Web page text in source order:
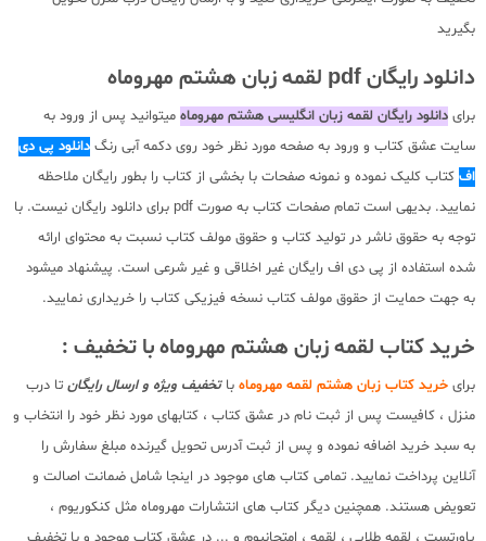
بگیرید
دانلود رایگان pdf لقمه زبان هشتم مهروماه
برای دانلود رایگان لقمه زبان انگلیسی هشتم مهروماه میتوانید پس از ورود به
سایت عشق کتاب و ورود به صفحه مورد نظر خود روی دکمه آبی رنگ دانلود پی دی
اف کتاب کلیک نموده و نمونه صفحات با بخشی از کتاب را بطور رایگان ملاحظه
نمایید. بدیهی است تمام صفحات کتاب به صورت pdf برای دانلود رایگان نیست. با
توجه به حقوق ناشر در تولید کتاب و حقوق مولف کتاب نسبت به محتوای ارائه
شده استفاده از پی دی اف رایگان غیر اخلاقی و غیر شرعی است. پیشنهاد میشود
به جهت حمایت از حقوق مولف کتاب نسخه فیزیکی کتاب را خریداری نمایید.
خرید کتاب لقمه زبان هشتم مهروماه با تخفیف :
برای خرید کتاب زبان هشتم لقمه مهروماه باتخفیف ویژه و ارسال رایگان تا درب
منزل ، کافیست پس از ثبت نام در عشق کتاب ، کتابهای مورد نظر خود را انتخاب و
به سبد خرید اضافه نموده و پس از ثبت آدرس تحویل گیرنده مبلغ سفارش را
آنلاین پرداخت نمایید. تمامی کتاب های موجود در اینجا شامل ضمانت اصالت و
تعویض هستند. همچنین دیگر کتاب های انتشارات مهروماه مثل کنکوریوم ،